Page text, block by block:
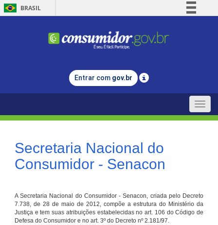
BRASIL
Comunica BR
Legislação
Entrar com gov.br
Toggle
Secretaria Nacional do
Consumidor - Senacon
A Secretaria Nacional do Consumidor - Senacon, criada pelo Decreto
7.738, de 28 de maio de 2012, compõe a estrutura do Ministério da
Justiça e tem suas atribuições estabelecidas no art. 106 do Código de
Defesa do Consumidor e no art. 3º do Decreto nº 2.181/97.